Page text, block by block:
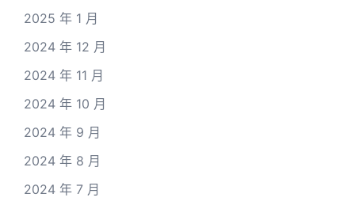
2025 年 1 月
2024 年 12 月
2024 年 11 月
2024 年 10 月
2024 年 9 月
2024 年 8 月
2024 年 7 月